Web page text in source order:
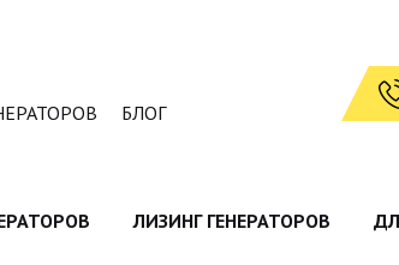
БЛОГ
ЛИЗИНГ ГЕНЕРАТОРОВ